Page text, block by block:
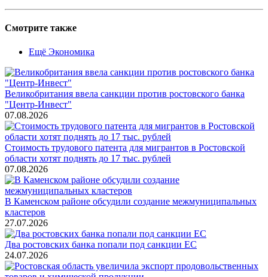
Смотрите также
Ещё Экономика
Великобритания ввела санкции против ростовского банка
"Центр-Инвест"
07.08.2026
Стоимость трудового патента для мигрантов в Ростовской
области хотят поднять до 17 тыс. рублей
07.08.2026
В Каменском районе обсудили создание межмуниципальных
кластеров
27.07.2026
Два ростовских банка попали под санкции ЕС
24.07.2026